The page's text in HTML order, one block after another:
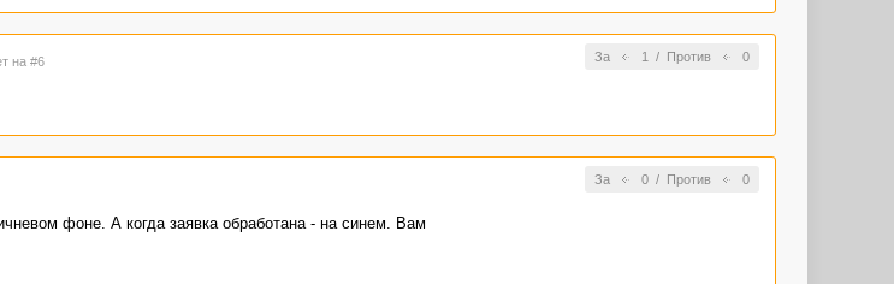
За 1 / Против 0
на #6
За 0/ Против 0
фоне. А когда заявка обработана - на синем. Вам